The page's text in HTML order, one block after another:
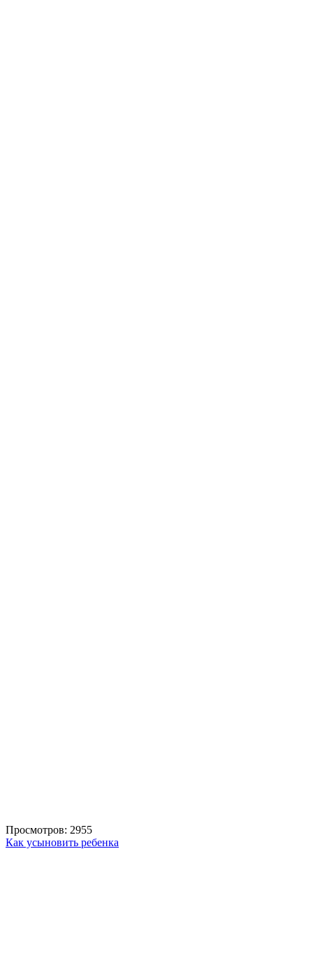
Просмотров: 2955
Как усыновить ребенка